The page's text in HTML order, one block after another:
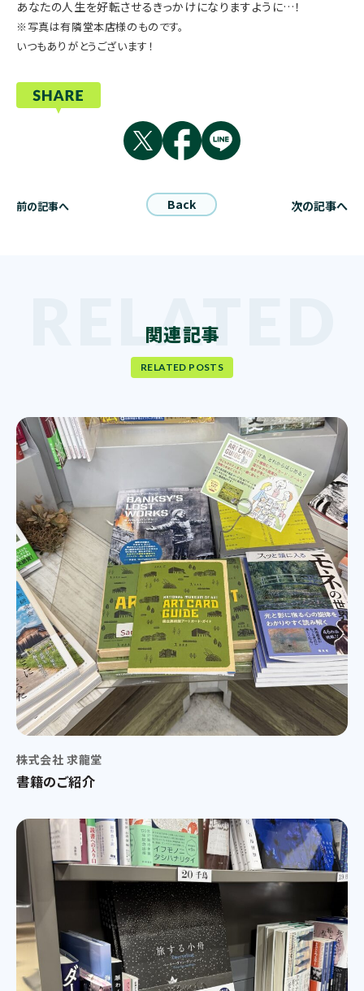
あなたの人生を好転させるきっかけになりますように…！
※写真は有隣堂本店様のものです。
いつもありがとうございます！
前の記事へ Back 次の記事へ
関連記事
RELATED POSTS
株式会社 求龍堂
書籍のご紹介